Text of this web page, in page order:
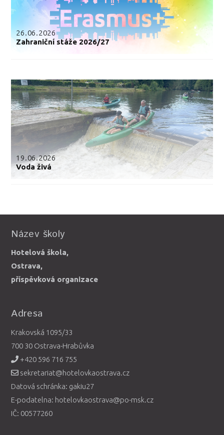
26.06.2026
Zahraniční stáže 2026/27
19.06.2026
Voda živá
Název školy
Hotelová škola,
Ostrava,
příspěvková organizace
Adresa
Krakovská 1095/33
700 30 Ostrava-Hrabůvka
+420 596 716 755
sekretariat@hotelovkaostrava.cz
Datová schránka: gakiu27
E-podatelna: hotelovkaostrava@po-msk.cz
IČ: 00577260